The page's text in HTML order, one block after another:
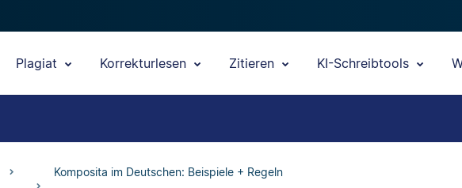
Plagiat Korrekturlesen Zitieren KI-Schreibtools
Komposita im Deutschen: Beispiele + Regeln